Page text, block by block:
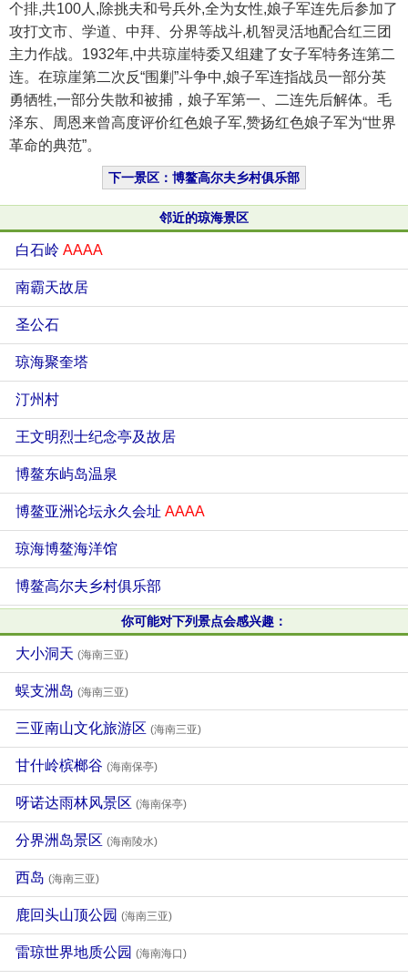
个排,共100人,除挑夫和号兵外,全为女性,娘子军连先后参加了
攻打文市、学道、中拜、分界等战斗,机智灵活地配合红三团
主力作战。1932年,中共琼崖特委又组建了女子军特务连第二
连。在琼崖第二次反“围剿”斗争中,娘子军连指战员一部分英
勇牺牲,一部分失散和被捕，娘子军第一、二连先后解体。毛
泽东、周恩来曾高度评价红色娘子军,赞扬红色娘子军为“世界
革命的典范”。
下一景区：博鳌高尔夫乡村俱乐部
邻近的琼海景区
白石岭 AAAA
南霸天故居
圣公石
琼海聚奎塔
汀州村
王文明烈士纪念亭及故居
博鳌东屿岛温泉
博鳌亚洲论坛永久会址 AAAA
琼海博鳌海洋馆
博鳌高尔夫乡村俱乐部
你可能对下列景点会感兴趣：
大小洞天 (海南三亚)
蜈支洲岛 (海南三亚)
三亚南山文化旅游区 (海南三亚)
甘什岭槟榔谷 (海南保亭)
呀诺达雨林风景区 (海南保亭)
分界洲岛景区 (海南陵水)
西岛 (海南三亚)
鹿回头山顶公园 (海南三亚)
雷琼世界地质公园 (海南海口)